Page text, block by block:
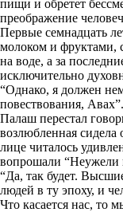
пищи и обретет
преображение
Первые семнадцать
молоком и фруктами,
на воде, а за
исключительно
“Однако, я должен
повествования, Авах”.
Палаш перестал
возлюбленная сидела
лице читалось
вопрошали “Неужели
“Да, так будет.
людей в ту эпоху, и
Что касается нас, то